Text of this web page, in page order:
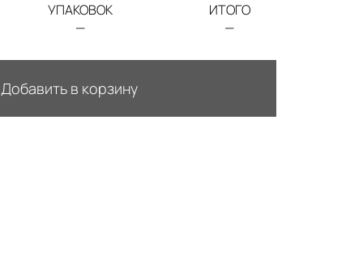
УПАКОВОК
—
ИТОГО
—
Добавить в корзину